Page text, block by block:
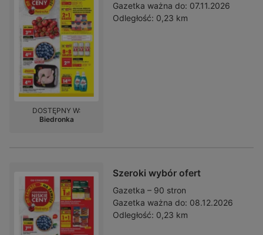
Gazetka ważna do: 07.11.2026
Odległość: 0,23 km
DOSTĘPNY W:
Biedronka
Szeroki wybór ofert
Gazetka – 90 stron
Gazetka ważna do: 08.12.2026
Odległość: 0,23 km